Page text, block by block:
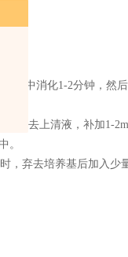
箱中消化1-2分钟，然
弃去上清液，补加1-
。
，弃去培养基后加入少